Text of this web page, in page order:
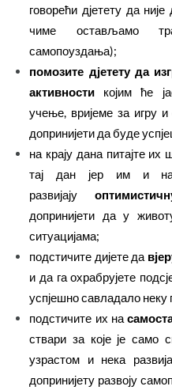
говорећи дјетету да
чиме остављамо
самопоуздања);
помозите дјетету да
активности којим ће
учење, вријеме за игру
допринијети да буде
на крају дана питајте
тај дан јер им и
развијају
допринијети да у
ситуацијама;
подстичите дијете да
и да га охрабрујете
успјешно савладало неку
подстичите их на
ствари за које је само
узрастом и нека
допринијету развоју